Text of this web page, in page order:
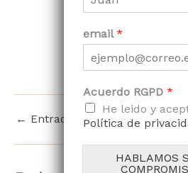
Contacta con
click aquí
← Entrada anterior
email*
Acuerdo RGPD *
He leido y
Política de
HABLAMOS